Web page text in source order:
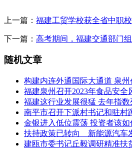
上一篇： 福建工贸学校获全省中职
下一篇： 高考期间，福建交通部门
随机文章
构建内连外通国际大通道 泉州
福建泉州召开2023年食品安全
福建这行业发展很猛 去年指
南平市召开下派村书记和驻村
金银进入低位震荡 投资者该
扶持政策已转向 新能源汽车
建瓯市委书记丘毅调研精准扶